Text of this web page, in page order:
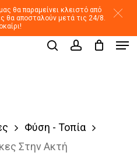
θα παραμείνει κλειστό από
θα αποσταλούν μετά τις 24/8.
searchaccount
Φύση - Τοπία
Στην Ακτή